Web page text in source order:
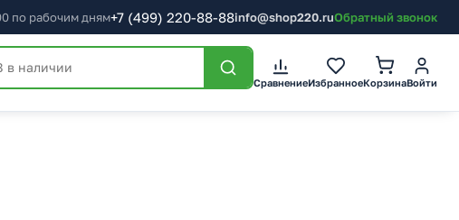
по рабочим дням+7 (499) 220-88-88info@shop220.ruОбратный звонок
СравнениеИзбранноеКорзинаВойти